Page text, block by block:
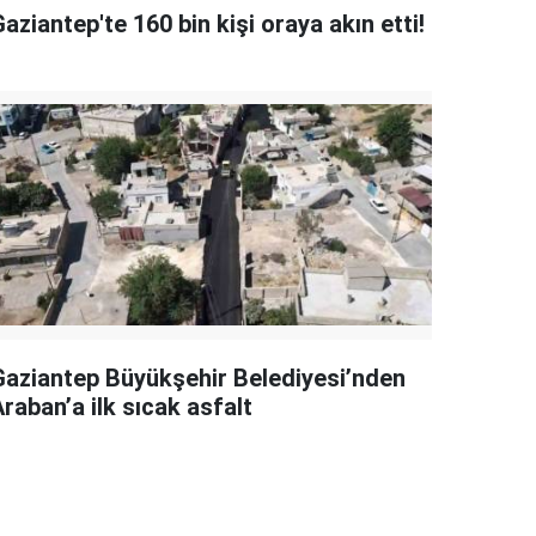
160 bin kişi oraya akın etti!
Büyükşehir Belediyesi’nden
ilk sıcak asfalt